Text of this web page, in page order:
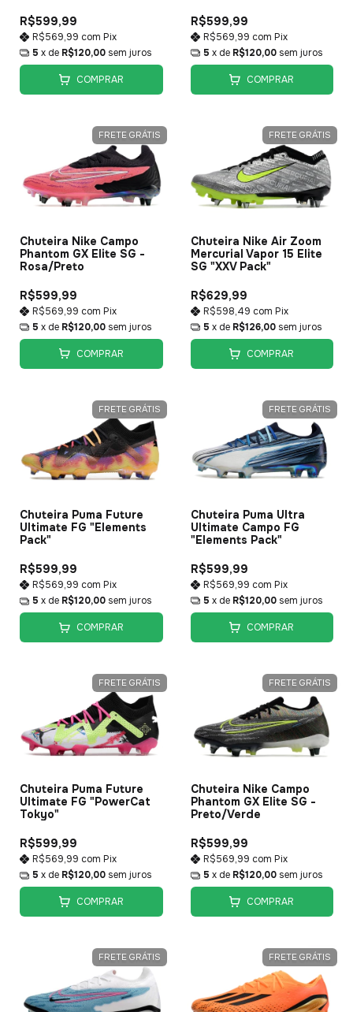
R$599,99
R$569,99 com Pix
5 x de R$120,00 sem juros
COMPRAR
R$599,99
R$569,99 com Pix
5 x de R$120,00 sem juros
COMPRAR
FRETE GRÁTIS
Chuteira Nike Campo
Phantom GX Elite SG -
Rosa/Preto
R$599,99
R$569,99 com Pix
5 x de R$120,00 sem juros
COMPRAR
FRETE GRÁTIS
Chuteira Nike Air Zoom
Mercurial Vapor 15 Elite
SG "XXV Pack"
R$629,99
R$598,49 com Pix
5 x de R$126,00 sem juros
COMPRAR
FRETE GRÁTIS
Chuteira Puma Future
Ultimate FG "Elements
Pack"
R$599,99
R$569,99 com Pix
5 x de R$120,00 sem juros
COMPRAR
FRETE GRÁTIS
Chuteira Puma Ultra
Ultimate Campo FG
"Elements Pack"
R$599,99
R$569,99 com Pix
5 x de R$120,00 sem juros
COMPRAR
FRETE GRÁTIS
Chuteira Puma Future
Ultimate FG "PowerCat
Tokyo"
R$599,99
R$569,99 com Pix
5 x de R$120,00 sem juros
COMPRAR
FRETE GRÁTIS
Chuteira Nike Campo
Phantom GX Elite SG -
Preto/Verde
R$599,99
R$569,99 com Pix
5 x de R$120,00 sem juros
COMPRAR
FRETE GRÁTIS FRETE GRÁTIS